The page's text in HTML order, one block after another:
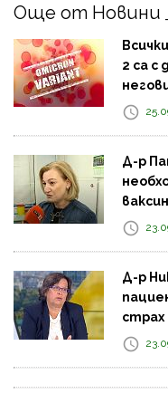
Още от Новини
2 са с
Д-р
Д-р
страх